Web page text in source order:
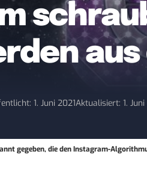
1. Juni 2021Aktualisiert: 1. Juni
gegeben, die den Instagram-